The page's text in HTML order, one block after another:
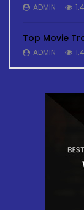
ADMIN
Top Movie
ADMIN